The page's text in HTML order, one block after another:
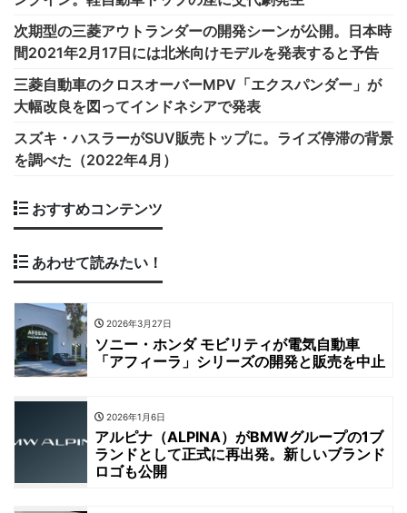
次期型の三菱アウトランダーの開発シーンが公開。日本時
間2021年2月17日には北米向けモデルを発表すると予告
三菱自動車のクロスオーバーMPV「エクスパンダー」が
大幅改良を図ってインドネシアで発表
スズキ・ハスラーがSUV販売トップに。ライズ停滞の背景
を調べた（2022年4月）
おすすめコンテンツ
あわせて読みたい！
2026年3月27日
ソニー・ホンダ モビリティが電気自動車
「アフィーラ」シリーズの開発と販売を中止
2026年1月6日
アルピナ（ALPINA）がBMWグループの1ブ
ランドとして正式に再出発。新しいブランド
ロゴも公開